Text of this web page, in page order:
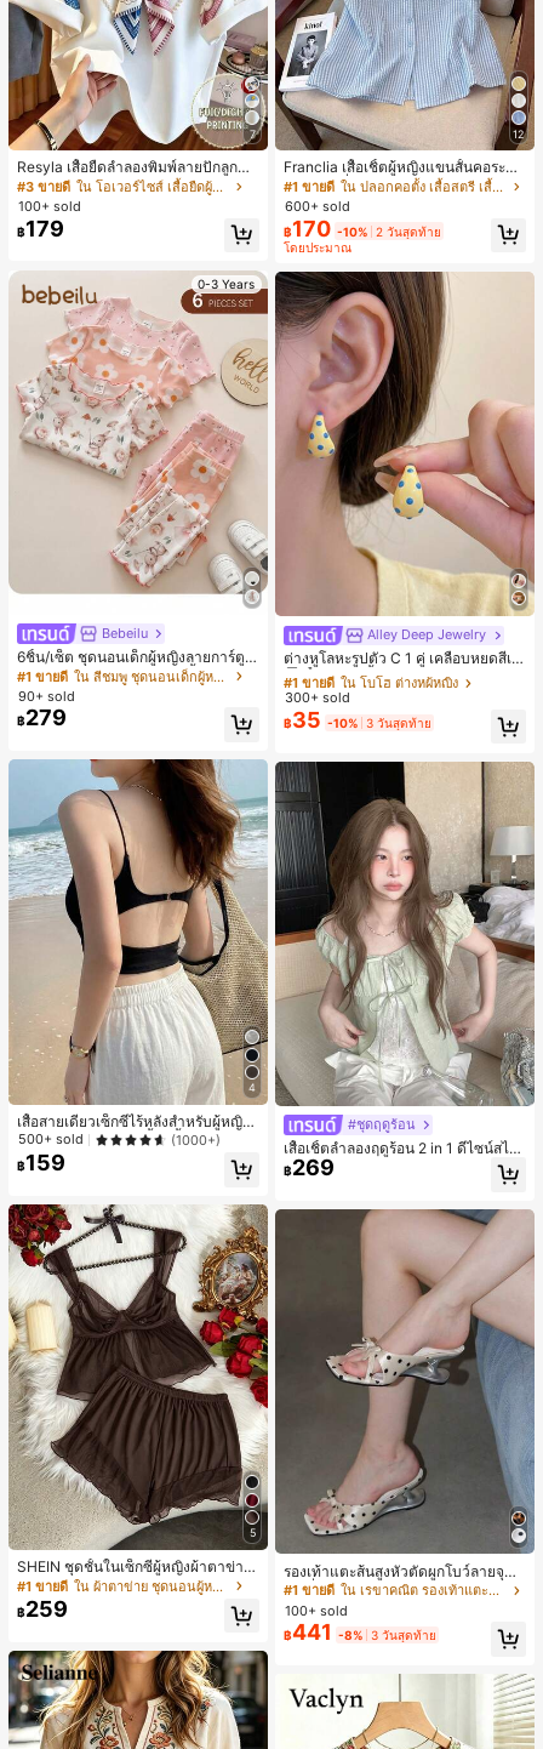
7
Resyla เสื้อยืดลำลองพิมพ์ลายปักลูกปัด
รูปโบว์ขนาดใหญ่สำหรับผู้หญิง
#3 ขายดี
ใน โอเวอร์ไซส์ เสื้อยืดผู้หญิง
100+ sold
฿179
0-3 Years
Bebeilu
6ชิ้น/เซ็ต ชุดนอนเด็กผู้หญิงลายการ์ตูน
หมีและดอกไม้ คอกลม แขนสั้น กางเกง
ขาสั้น ขอบระบาย สวมใส่สบาย
#1 ขายดี
ใน สีชมพู ชุดนอนเด็กผู้หญิง
90+ sold
฿279
4
เสื้อสายเดี่ยวเซ็กซี่ไร้หลังสำหรับผู้หญิง
พร้อมบราแบบมีฟองน้ำ, เสื้อกล้ามแขน
กุด, เสื้อลำลองสีดำสำหรับฤดูร้อน
500+ sold (1000+)
฿159
5
SHEIN ชุดชั้นในเซ็กซี่ผู้หญิงผ้าตาข่าย
มีโครงคัพบาง
#1 ขายดี ใน ผ้าตาข่าย ชุดนอนผู้หญิง
฿259
12
Franclia เสื้อเชิ้ตผู้หญิงแขนสั้นคอระบา
ยกระดุมเดี่ยวลายทาง
#1 ขายดี
ใน ปลอกคอตั้ง เสื้อสตรี เสื้อเบลาส์ & Tee
600+ sold
฿170 -10% 2 วันสุดท้าย
โดยประมาณ
Alley Deep Jewelry
ต่างหูโลหะรูปตัว C 1 คู่ เคลือบหยดสีเห
ลือง ลายจุดสีน้ำเงิน สไตล์ยุโรปและอเม
ริกัน แฟชั่นส่วนตัว หวานและสง่างาม
สำหรับผู้หญิงและเด็กหญิง สำหรับการเ
ดินทาง งานแต่งงาน ปาร์ตี้ วันเกิด ของ
#1 ขายดี ใน โบโฮ ต่างหูผู้หญิง
ลูกค้ากลับมาซื้อซ้ำ!
เกือบหมดแล้ว!
#1 ขายดี ใน โบโฮ ต่างหูผู้หญิง
ลูกค้ากลับมาซื้อซ้ำ!
เกือบหมดแล้ว!
#1 ขายดี ใน โบโฮ ต่างหูผู้หญิง
ลูกค้ากลับมาซื้อซ้ำ!
เกือบหมดแล้ว!
#1 ขายดี ใน โบโฮ ต่างหูผู้หญิง
เกือบหมดแล้ว!
300+ sold
฿35 -10% 3 วันสุดท้าย
#ชุดฤดูร้อน
เสื้อเชิ้ตลำลองฤดูร้อน 2 in 1 ดีไซน์สไต
ล์เกาหลี แต่งลูกไม้ต่อผ้า
฿269
รองเท้าแตะส้นสูงหัวตัดผูกโบว์ลายจุดส
ายเดี่ยวส้นไม่สมมาตรสำหรับผู้หญิง, รอ
งเท้าแตะส้นสูงหนังเทียมสีขาวหรูหรา
สำหรับฤดูร้อน
#1 ขายดี
ใน เรขาคณิต รองเท้าแตะส้นสูงผู้หญิง
100+ sold
฿441 -8% 3 วันสุดท้าย